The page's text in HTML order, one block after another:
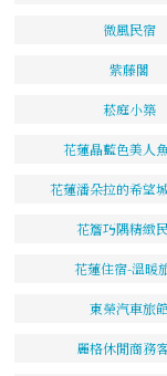
微風民宿
紫藤閣
菘庭小築
花蓮晶藍色美人
花蓮潘朵拉的希望
花簷巧隅精緻
花蓮住宿-溫暖
東榮汽車旅
麗格休閒商務